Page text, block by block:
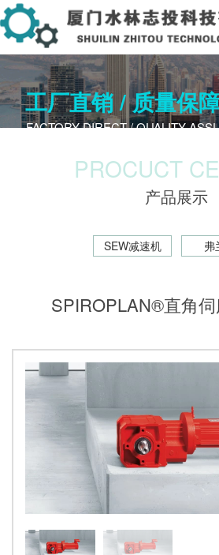
工厂直销 / 质量保
FACTORY DIRECT / QUALITY
PROCUCT
产品展示
SEW减速机 弗
SPIROPLAN®直角